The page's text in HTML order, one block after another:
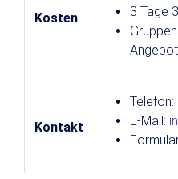
Kosten
3 Tage
Angebot
Kontakt
E-Mail: